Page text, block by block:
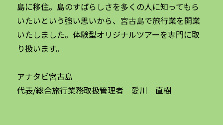
島に移住。島のすばらしさを多くの人に知ってもら
いたいという強い思いから、宮古島で旅行業を開業
いたしました。体験型オリジナルツアーを専門に取
り扱います。
アナタビ宮古島
代表/総合旅行業務取扱管理者 愛川 直樹